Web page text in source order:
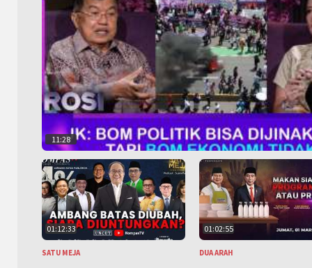
11:28
01:12:33
SATU MEJA
01:02:55
DUA ARAH